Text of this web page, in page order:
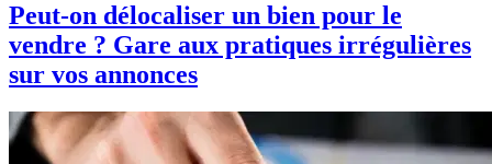
Peut-on délocaliser un bien pour le
vendre ? Gare aux pratiques irrégulières
sur vos annonces